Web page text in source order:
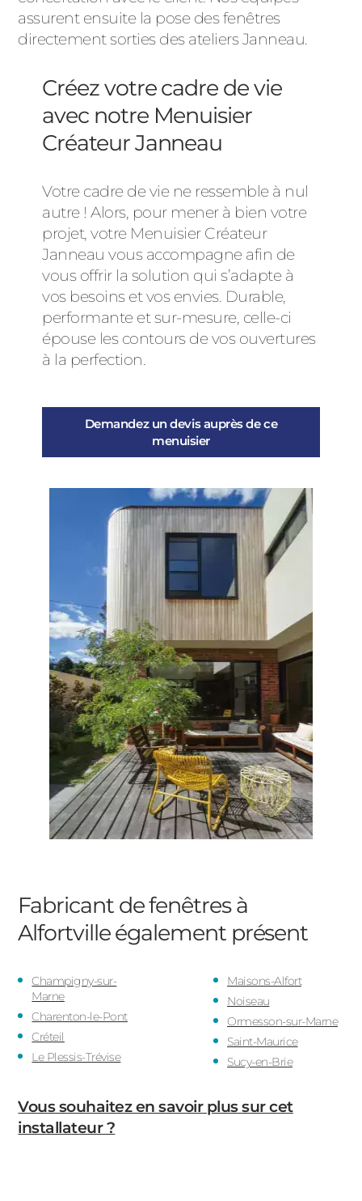
assurent ensuite la pose des fenêtres
directement sorties des ateliers Janneau.
Créez votre cadre de vie
avec notre Menuisier
Créateur Janneau
Votre cadre de vie ne ressemble à nul
autre ! Alors, pour mener à bien votre
projet, votre Menuisier Créateur
Janneau vous accompagne afin de
vous offrir la solution qui s’adapte à
vos besoins et vos envies. Durable,
performante et sur-mesure, celle-ci
épouse les contours de vos ouvertures
à la perfection.
Demandez un devis auprès de ce
menuisier
Fabricant de fenêtres à
Alfortvilleégalement présent
Champigny-sur-
Marne
Charenton-le-Pont
Créteil
Le Plessis-Trévise
Maisons-Alfort
Noiseau
Ormesson-sur-Marne
Saint-Maurice
Sucy-en-Brie
Vous souhaitez en savoir plus sur cet
installateur ?